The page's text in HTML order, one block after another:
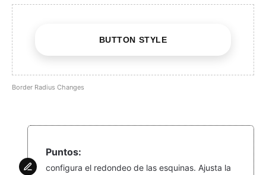
BUTTON STYLE
Border Radius Changes
Puntos:
configura el redondeo de las esquinas. Ajusta la